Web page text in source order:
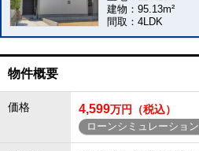
建物：95.13m²
間取：4LDK
物件概要
価格 4,599万円（税込）
ローンシミュレーション